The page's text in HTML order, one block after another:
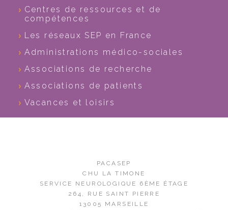
Centres de ressources et de
compétences
Les réseaux SEP en France
Administrations médico-sociales
Associations de recherche
Associations de patients
Vacances et loisirs
PACASEP
CHU LA TIMONE
SERVICE NEUROLOGIQUE 6ÈME ÉTAGE
264, RUE SAINT PIERRE
13005 MARSEILLE